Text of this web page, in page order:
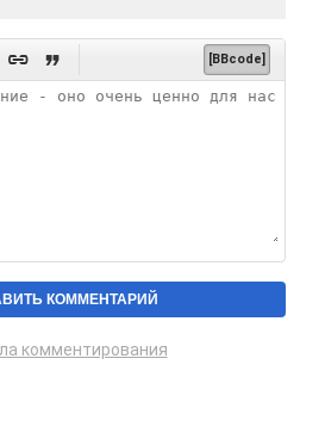
  [BBcode]
комментирования